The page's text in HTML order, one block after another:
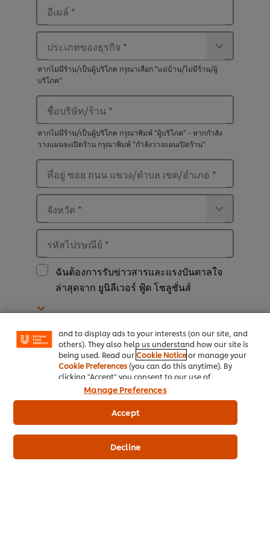
อีเมล์ *
ประเภทของธุรกิจ *
หากไม่มีร้าน/เป็นผู้บริโภค กรุณาเลือก "แม่บ้าน/ไม่มีร้าน/ผู้
บริโภค"
ชื่อบริษัท/ร้าน *
หากไม่มีร้าน/เป็นผู้บริโภค กรุณาพิมพ์ "ผู้บริโภค" - หากกำลัง
วางแผนจะเปิดร้าน กรุณาพิมพ์ "กำลังวางแผนเปิดร้าน"
ที่อยู่ ซอย ถนน แขวง/ตำบล เขต/อำเภอ *
จังหวัด *
รหัสไปรษณีย์ *
ฉันต้องการรับข่าวสารและแรงบันดาลใจ
ล่าสุดจาก ยูนิลีเวอร์ ฟู้ด โซลูชั่นส์
คุณยอมรับว่าคุณอายุมากกว่า 16 ปีและให้
ความยินยอม บริษัท ยูนิลีเวอร์ไทยเทรดดิ้ง
จำกัด บริษัทในเครือ, ยูนิลีเวอร์ กรุ๊ปและยูนิ
ลีเวอร์แบรนด์ ติดต่อคุณผ่านช่องทางการ
สื่อสารอื่น ๆ และประมวลผลข้อมูลส่วน
บุคคลของคุณ เพื่อการโฆษณา การตลาด
การวิจัยการตลาด การประชาสัมพันธ์หรือ
วัตถุประสงค์อื่นที่เกี่ยวข้อง คุณมีสิทธิถอน
ความยินยอมเมื่อใดก็ได้ โปรดติดต่อคอล
We use cookies (and similar techniques) to improve
your experience on our site. Cookies enable you to
"shopping basket"), social sharing functionality (for
and to display ads to your interests (on our site, and
others). They also help us understand how our site is
being used. Read ourCookie Noticeor manage your
Cookie Preferences (you can do this anytime). By
clicking "Accept" you consent to our use of
cookies. Click Here for Cookie Policy
Manage Preferences
Decline
Accept